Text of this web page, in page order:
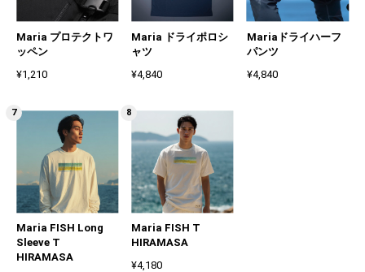
Maria プロテクトワ
ッペン
¥1,210
Maria ドライポロシ
ャツ
¥4,840
Mariaドライハーフ
パンツ
¥4,840
Maria FISH Long
Sleeve T
HIRAMASA
Maria FISH T
HIRAMASA
¥4,180